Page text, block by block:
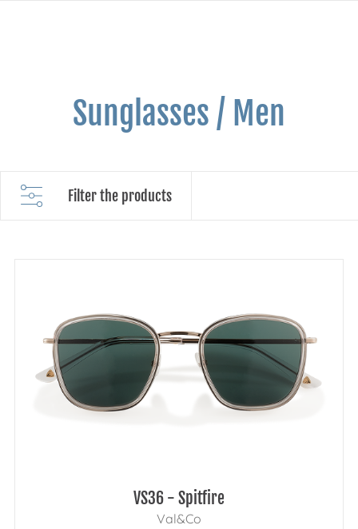
Sunglasses / Men
VS36 - Spitfire
Val&Co
Filter the products